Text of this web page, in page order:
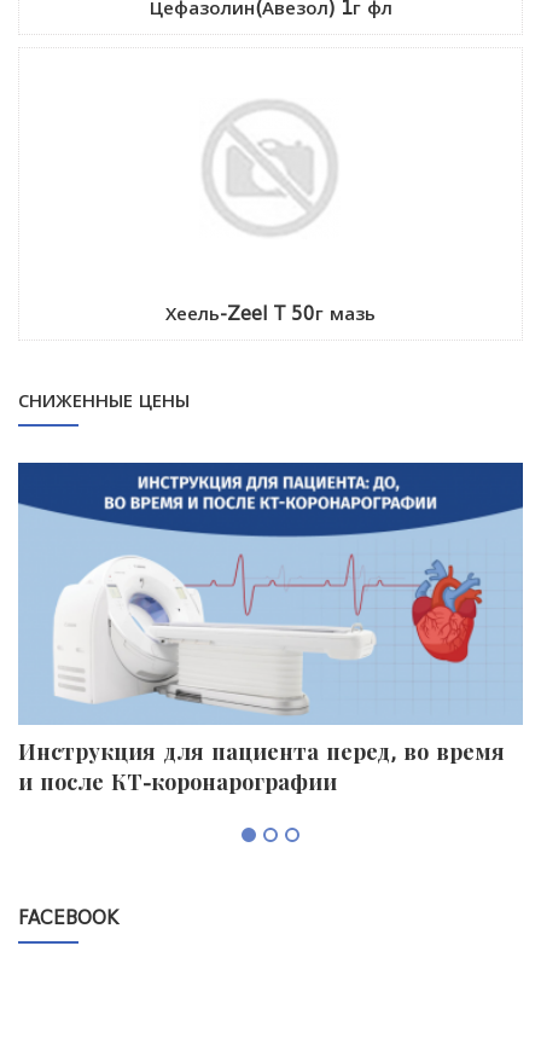
Цефазолин(Авезол) 1г фл
Хеель-Zeel T 50г мазь
СНИЖЕННЫЕ ЦЕНЫ
Инструкция для пациента перед, во время
и после КТ-коронарографии
FACEBOOK